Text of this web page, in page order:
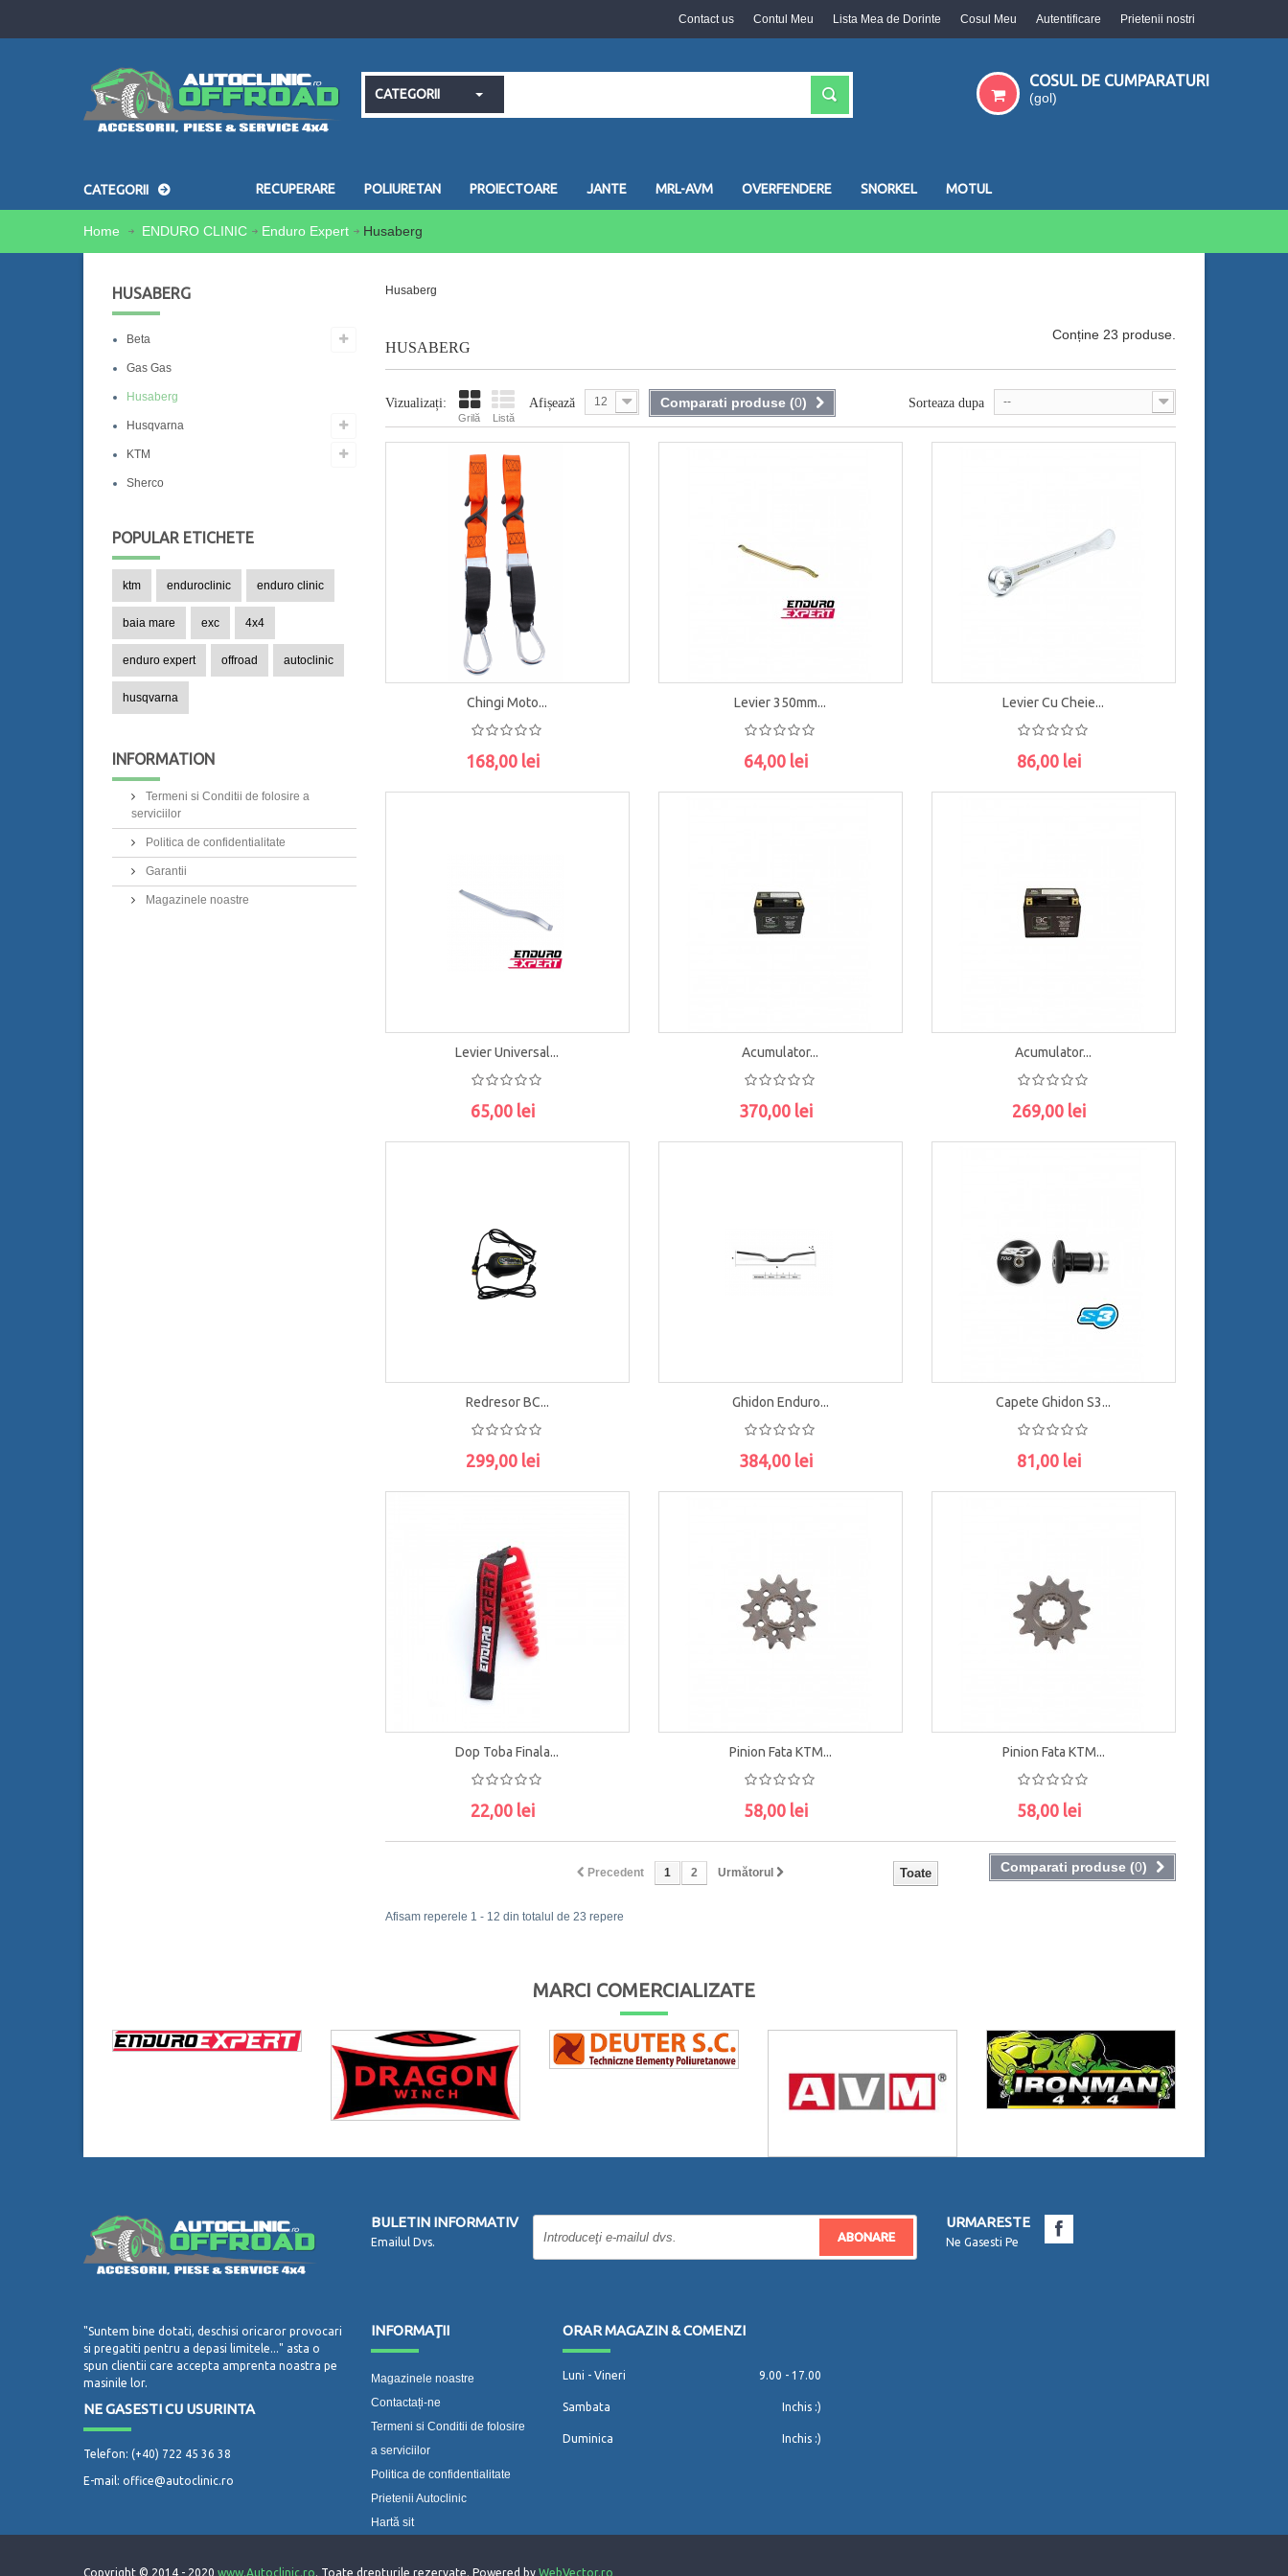
Prietenii nostri
Contact us Contul Meu Lista Mea de Dorinte Cosul Meu Autentificare
CATEGORII
COSUL DE CUMPARATURI
(gol)
CATEGORII RECUPERARE POLIURETAN PROIECTOARE JANTE MRL-AVM OVERFENDERE SNORKEL MOTUL
Home ENDURO CLINIC Enduro Expert Husaberg
HUSABERG
Beta
Gas Gas
Husaberg
Husqvarna
KTM
Sherco
POPULAR ETICHETE
ktm enduroclinic enduro clinic
baia mare exc 4x4
enduro expert offroad autoclinic
husqvarna
INFORMATION
Termeni si Conditii de folosire a
serviciilor
Politica de confidentialitate
Garantii
Magazinele noastre
Husaberg
HUSABERG
Conține 23 produse.
Vizualizați:
Grilă Listă
Sorteaza dupa --
Afișează 12 Comparati produse (0)
Chingi Moto...
168,00 lei
Levier 350mm...
64,00 lei
Levier Cu Cheie...
86,00 lei
Levier Universal...
65,00 lei
Acumulator...
370,00 lei
Acumulator...
269,00 lei
Redresor BC...
299,00 lei
Ghidon Enduro...
384,00 lei
Capete Ghidon S3...
81,00 lei
Dop Toba Finala...
22,00 lei
Pinion Fata KTM...
58,00 lei
ADAUGĂ ÎN COŞ
Pinion Fata KTM...
58,00 lei
ADAUGĂ ÎN COŞ
Comparati produse (0)
Toate
Precedent 1 2 Următorul
Afisam reperele 1 - 12 din totalul de 23 repere
MARCI COMERCIALIZATE
BULETIN INFORMATIV
Emailul Dvs. ABONARE
URMARESTE
Ne Gasesti Pe
"Suntem bine dotati, deschisi oricaror provocari
si pregatiti pentru a depasi limitele..." asta o
spun clientii care accepta amprenta noastra pe
masinile lor.
NE GASESTI CU USURINTA
Telefon: (+40) 722 45 36 38
E-mail: office@autoclinic.ro
INFORMAŢII
Magazinele noastre
Contactați-ne
Termeni si Conditii de folosire
a serviciilor
Politica de confidentialitate
Prietenii Autoclinic
Hartă sit
ORAR MAGAZIN & COMENZI
Luni - Vineri 9.00 - 17.00
Sambata Inchis :)
Duminica Inchis :)
Copyright © 2014 - 2020 www.Autoclinic.ro. Toate drepturile rezervate. Powered by WebVector.ro